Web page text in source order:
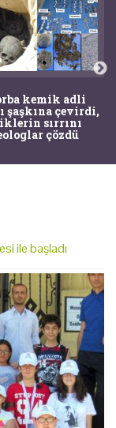
Körfezi’nde
dalan çocuğun
arkeolojik keşife
yol açtı
ile başladı